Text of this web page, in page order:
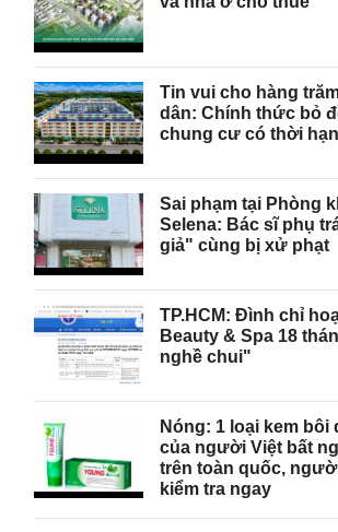
Tin vui cho hàng
dân: Chính thức bỏ
chung cư có thời hạn
Sai phạm tại Phòng
Selena: Bác sĩ phụ
giả" cùng bị xử phạt
TP.HCM: Đình chỉ
Beauty & Spa 18
nghề chui"
Nóng: 1 loại kem bôi
của người Việt bất
trên toàn quốc,
kiểm tra ngay